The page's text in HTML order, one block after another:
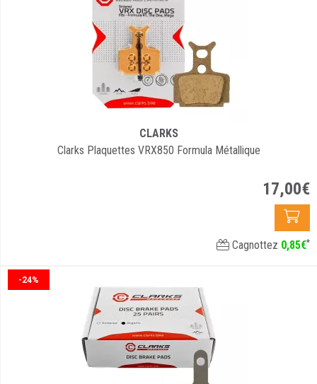
CLARKS
Clarks Plaquettes VRX850 Formula Métallique
17,00€
Cagnottez 0,85€*
-24%